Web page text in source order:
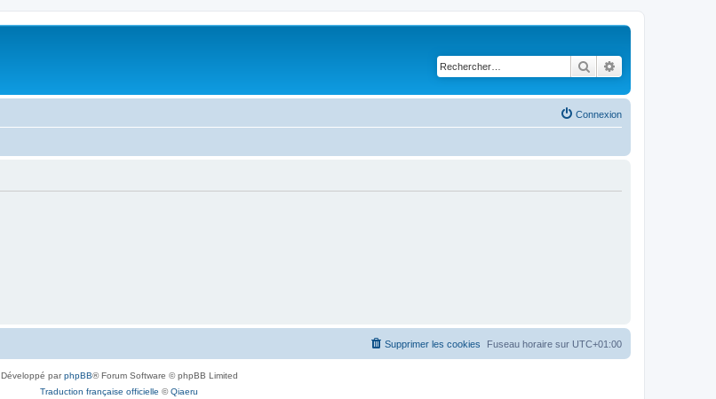
Rechercher
Connexion
Fuseau horaire sur UTC+01:00
Supprimer les cookies
Développé parphpBB® Forum Software © phpBB Limited
Traduction française officielle ©Qiaeru